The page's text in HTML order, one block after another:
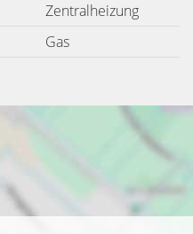
Zentralheizung
Gas